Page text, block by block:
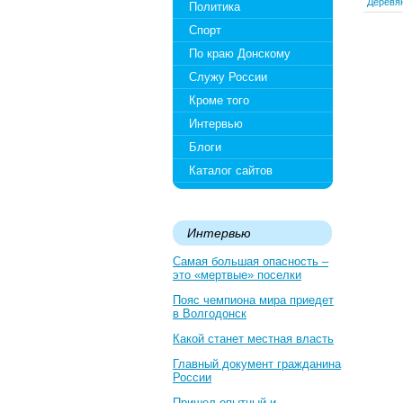
Политика
Спорт
По краю Донскому
Служу России
Кроме того
Интервью
Блоги
Каталог сайтов
Интервью
Самая большая опасность –
это «мертвые» поселки
Пояс чемпиона мира приедет
в Волгодонск
Какой станет местная власть
Главный документ гражданина
России